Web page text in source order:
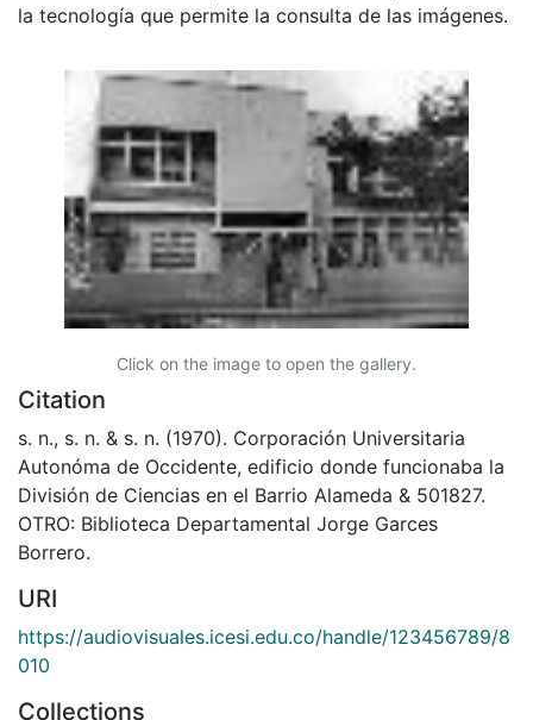
la tecnología que permite la consulta de las imágenes.
Click on the image to open the gallery.
Citation
s. n., s. n. & s. n. (1970). Corporación Universitaria
Autonóma de Occidente, edificio donde funcionaba la
División de Ciencias en el Barrio Alameda & 501827.
OTRO: Biblioteca Departamental Jorge Garces
Borrero.
URI
https://audiovisuales.icesi.edu.co/handle/123456789/8
010
Collections